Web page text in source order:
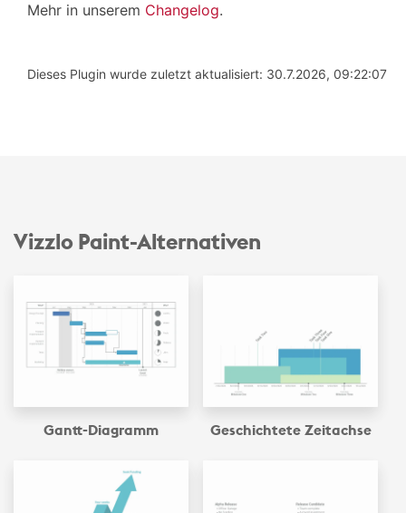
Mehr in unserem Changelog.
Dieses Plugin wurde zuletzt aktualisiert: 30.7.2026, 09:22:07
Vizzlo Paint-Alternativen
Gantt-Diagramm Geschichtete Zeitachse